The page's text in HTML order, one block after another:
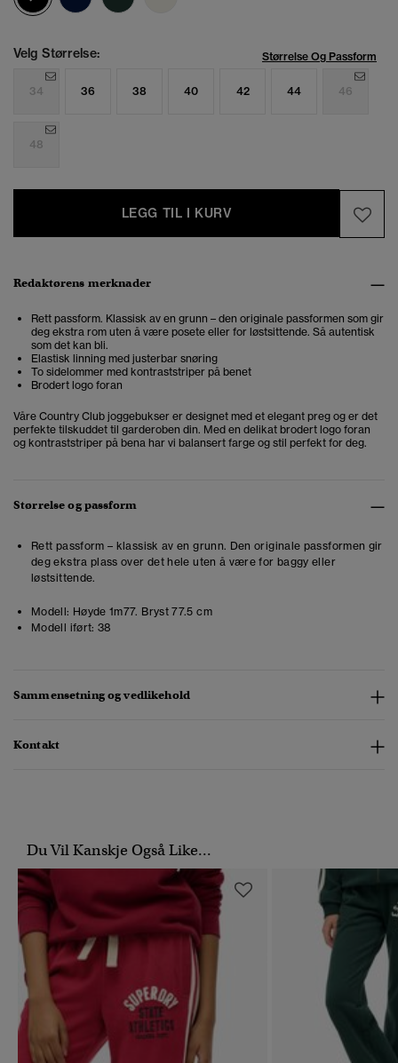
Velg Størrelse: Størrelse Og Passform
34 36 38 40 42 44 46
48
LEGG TIL I KURV
Redaktørens merknader
Rett passform. Klassisk av en grunn – den originale passformen som gir
deg ekstra rom uten å være posete eller for løstsittende. Så autentisk
som det kan bli.
Elastisk linning med justerbar snøring
To sidelommer med kontraststriper på benet
Brodert logo foran
Våre Country Club joggebukser er designet med et elegant preg og er det
perfekte tilskuddet til garderoben din. Med en delikat brodert logo foran
og kontraststriper på bena har vi balansert farge og stil perfekt for deg.
Størrelse og passform
Rett passform – klassisk av en grunn. Den originale passformen gir
deg ekstra plass over det hele uten å være for baggy eller
løstsittende.
Modell: Høyde 1m77. Bryst 77.5 cm
Modell iført: 38
Sammensetning og vedlikehold
Kontakt
Du Vil Kanskje Også Like...